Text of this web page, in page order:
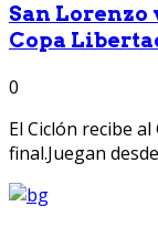
San
Copa
0
El Ciclón recibe
final.Juegan